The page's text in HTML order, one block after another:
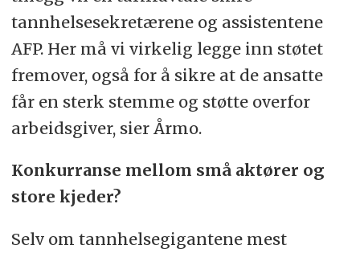
tannhelsesekretærene og assistentene
AFP. Her må vi virkelig legge inn støtet
fremover, også for å sikre at de ansatte
får en sterk stemme og støtte overfor
arbeidsgiver, sier Årmo.
Konkurranse mellom små aktører og
store kjeder?
Selv om tannhelsegigantene mest